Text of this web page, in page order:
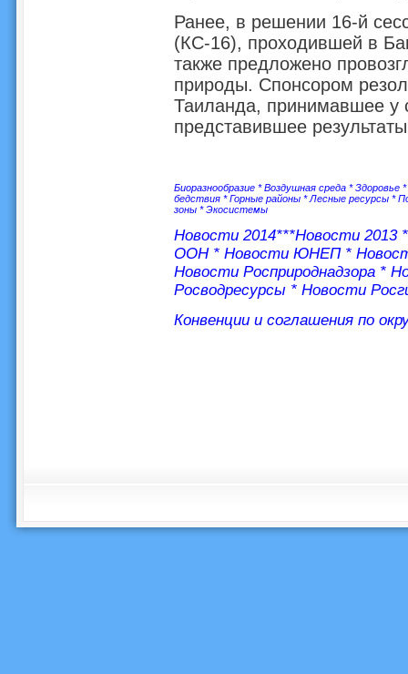
Ранее, в решении 16-й
(КС-16), проходившей в
также предложено
природы. Спонсором
Таиланда, принимавшее
представившее
Биоразнообразие *Воздушная среда *Здоровье *
бедствия *Горные районы *Лесные ресурсы *
зоны *Экосистемы
Новости 2014***Новости 2013
ООН* Новости ЮНЕП*
Новости Росприроднадзора*
Росводресурсы * Новости
Конвенции и соглашения по